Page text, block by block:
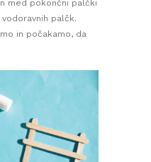
med pokončni palčki
palčk.
in počakamo, da